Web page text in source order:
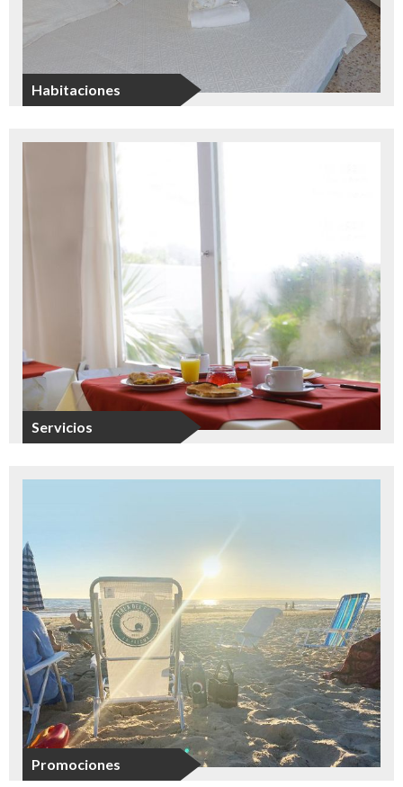
Habitaciones
Servicios
Promociones